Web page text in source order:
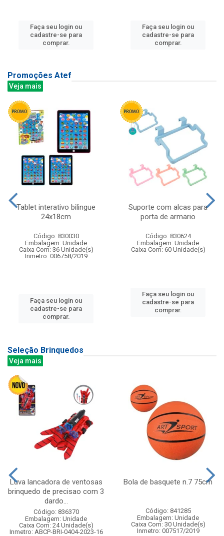
Faça seu login ou
cadastre-se para
comprar.
Faça seu login ou
cadastre-se para
comprar.
Promoções Atef
Veja mais
Tablet interativo bilingue
24x18cm
Código: 830030
Embalagem: Unidade
Caixa Com: 36 Unidade(s)
Inmetro: 006758/2019
Faça seu login ou
cadastre-se para
comprar.
Suporte com alcas para
porta de armario
Código: 830624
Embalagem: Unidade
Caixa Com: 60 Unidade(s)
Faça seu login ou
cadastre-se para
comprar.
Seleção Brinquedos
Veja mais
Luva lancadora de ventosas
brinquedo de precisao com 3
dardo...
Código: 836370
Embalagem: Unidade
Caixa Com: 24 Unidade(s)
Inmetro: ABCP-BRI-0404-2023-16
Bola de basquete n.7 75cm
Código: 841285
Embalagem: Unidade
Caixa Com: 30 Unidade(s)
Inmetro: 007517/2019